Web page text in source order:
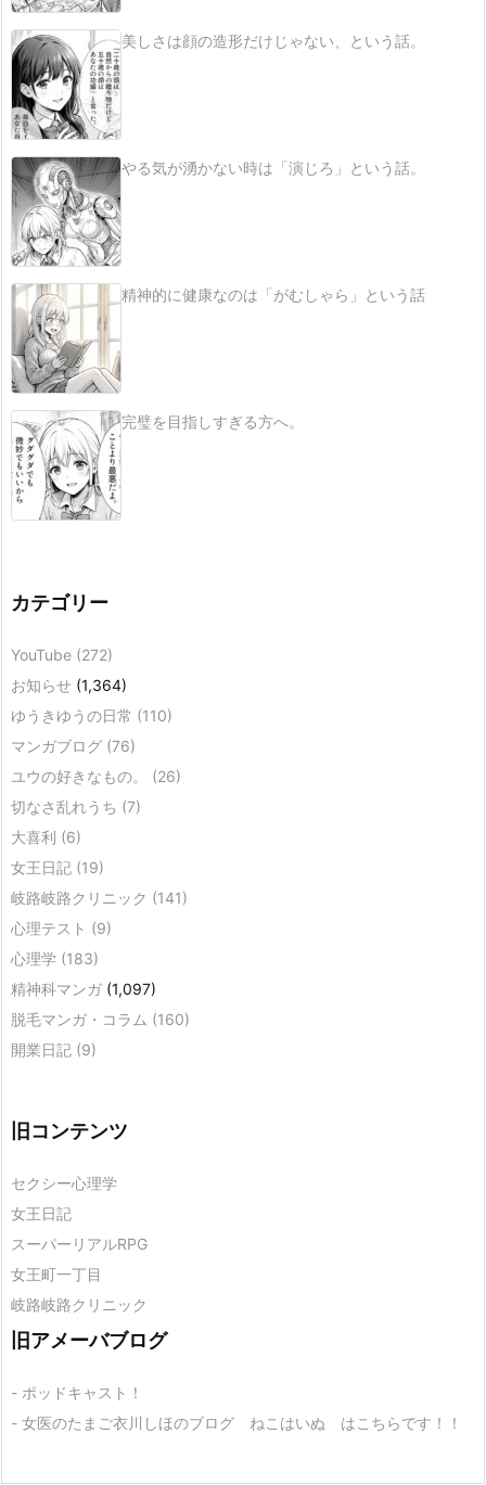
美しさは顔の造形だけじゃない、という話。
やる気が湧かない時は「演じろ」という話。
精神的に健康なのは「がむしゃら」という話
完璧を目指しすぎる方へ。
カテゴリー
YouTube (272)
お知らせ (1,364)
ゆうきゆうの日常 (110)
マンガブログ (76)
ユウの好きなもの。 (26)
切なさ乱れうち (7)
大喜利 (6)
女王日記 (19)
岐路岐路クリニック (141)
心理テスト (9)
心理学 (183)
精神科マンガ (1,097)
脱毛マンガ・コラム (160)
開業日記 (9)
旧コンテンツ
セクシー心理学
女王日記
スーパーリアルRPG
女王町一丁目
岐路岐路クリニック
旧アメーバブログ
- ポッドキャスト！
- 女医のたまご衣川しほのブログ ねこはいぬ はこちらです！！